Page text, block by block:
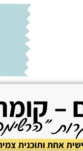
קומה
אחת ותוכנית